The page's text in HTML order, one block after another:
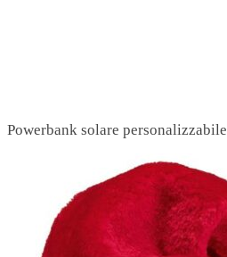
Powerbank solare personalizzabile